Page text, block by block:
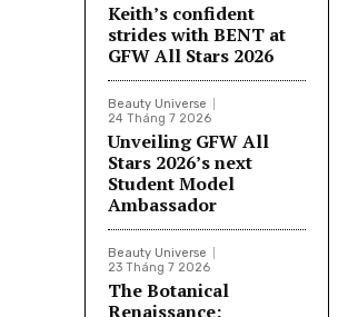
Keith’s confident
strides with BENT at
GFW All Stars 2026
Beauty Universe
24 Tháng 7 2026
Unveiling GFW All
Stars 2026’s next
Student Model
Ambassador
Beauty Universe
23 Tháng 7 2026
The Botanical
Renaissance: